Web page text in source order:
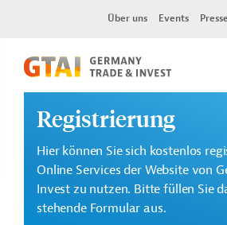
Über uns Events Presse
Registrierung
Hier können Sie sich kostenlos
Online Services der Website von
Invest zu nutzen. Bitte füllen Sie
stehende Formular aus.